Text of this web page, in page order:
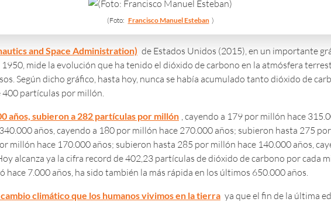
(Foto: Francisco Manuel Esteban )
and Space Administration) de Estados Unidos (2015), en un importante
mide la evolución que ha tenido el dióxido de carbono en la atmósfera
Según dicho gráfico, hasta hoy, nunca se había acumulado tanto dióxido de
400 partículas por millón.
años, subieron a 282 partículas por millón , cayendo a 179 por millón hace
años, cayendo a 180 por millón hace 270.000 años; subieron hasta 275 por
millón hace 170.000 años; subieron hasta 285 por millón hace 140.000 años,
alcanza ya la cifra record de 402,23 partículas de dióxido de carbono por cada
hace 7.000 años, ha sido también la más rápida en los últimos 650.000 años.
cambio climático que los humanos vivimos en la tierra ya que el fin de la última